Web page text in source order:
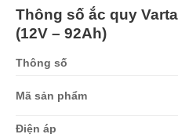
Thông số ắc quy
(12V – 92Ah)
Thông số
Mã sản phẩm
Điện áp